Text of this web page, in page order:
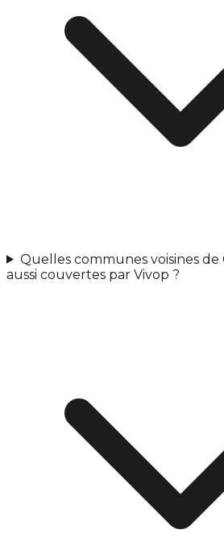
Quelles communes voisines
aussi couvertes par Vivop ?